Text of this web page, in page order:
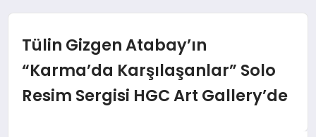
MAGAZIN
Tülin Gizgen Atabay’ın
“Karma’da Karşılaşanlar” Solo
Resim Sergisi HGC Art Gallery’de